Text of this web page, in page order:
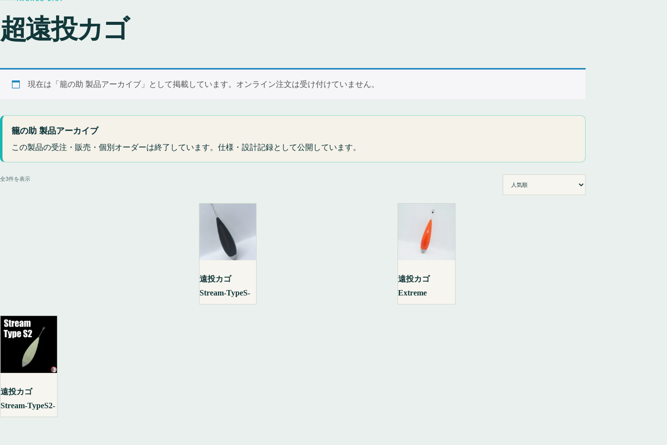
超遠投カゴ
現在は「籠の助 製品アーカイブ」として掲載しています。オンライン注文は受け付けていません。
籠の助 製品アーカイブ
この製品の受注・販売・個別オーダーは終了しています。仕様・設計記録として公開しています。
全3件を表示人気順
遠投カゴ
Stream-TypeS-
遠投カゴ
Extreme
遠投カゴ
Stream-TypeS2-